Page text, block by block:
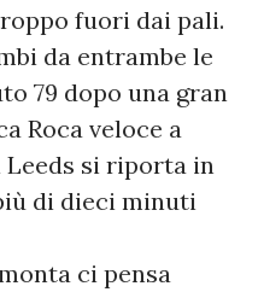
fuori dai pali.
da entrambe le
79 dopo una gran
Roca veloce a
si riporta in
di dieci minuti
ci pensa